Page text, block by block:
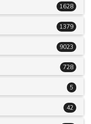
1628
1379
9023
728
5
42